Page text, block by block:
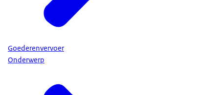
Goederenvervoer
Onderwerp